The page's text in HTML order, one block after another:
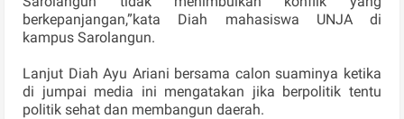
berkepanjangan,”kata Diah mahasiswa UNJA di
kampus Sarolangun.
Lanjut Diah Ayu Ariani bersama calon suaminya ketika
di jumpai media ini mengatakan jika berpolitik tentu
politik sehat dan membangun daerah.